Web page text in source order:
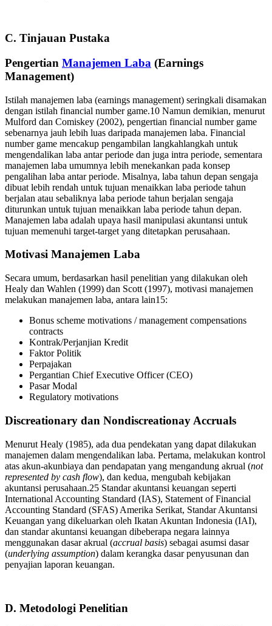
C. Tinjauan Pustaka
Pengertian Manajemen Laba (Earnings
Management)
Istilah manajemen laba (earnings management) seringkali disamakan
dengan istilah financial number game.10 Namun demikian, menurut
Mulford dan Comiskey (2002), pengertian financial number game
sebenarnya jauh lebih luas daripada manajemen laba. Financial
number game mencakup pengambilan langkahlangkah untuk
mengendalikan laba antar periode dan juga intra periode, sementara
manajemen laba umumnya lebih menekankan pada konsep
pengalihan laba antar periode. Misalnya, laba tahun depan sengaja
dibuat lebih rendah untuk tujuan menaikkan laba periode tahun
berjalan atau sebaliknya laba periode tahun berjalan sengaja
diturunkan untuk tujuan menaikkan laba periode tahun depan.
Manajemen laba adalah upaya hasil manipulasi akuntansi untuk
tujuan memenuhi target-target yang ditetapkan perusahaan.
Motivasi Manajemen Laba
Secara umum, berdasarkan hasil penelitian yang dilakukan oleh
Healy dan Wahlen (1999) dan Scott (1997), motivasi manajemen
melakukan manajemen laba, antara lain15:
Bonus scheme motivations / management compensations
contracts
Kontrak/Perjanjian Kredit
Faktor Politik
Perpajakan
Pergantian Chief Executive Officer (CEO)
Pasar Modal
Regulatory motivations
Discreationary dan Nondiscreationay Accruals
Menurut Healy (1985), ada dua pendekatan yang dapat dilakukan
manajemen dalam mengendalikan laba. Pertama, melakukan kontrol
atas akun-akunbiaya dan pendapatan yang mengandung akrual (not
represented by cash flow), dan kedua, mengubah kebijakan
akuntansi perusahaan.25 Standar akuntansi keuangan seperti
International Accounting Standard (IAS), Statement of Financial
Accounting Standard (SFAS) Amerika Serikat, Standar Akuntansi
Keuangan yang dikeluarkan oleh Ikatan Akuntan Indonesia (IAI),
dan standar akuntansi keuangan dibeberapa negara lainnya
menggunakan dasar akrual (accrual basis) sebagai asumsi dasar
(underlying assumption) dalam kerangka dasar penyusunan dan
penyajian laporan keuangan.
D. Metodologi Penelitian